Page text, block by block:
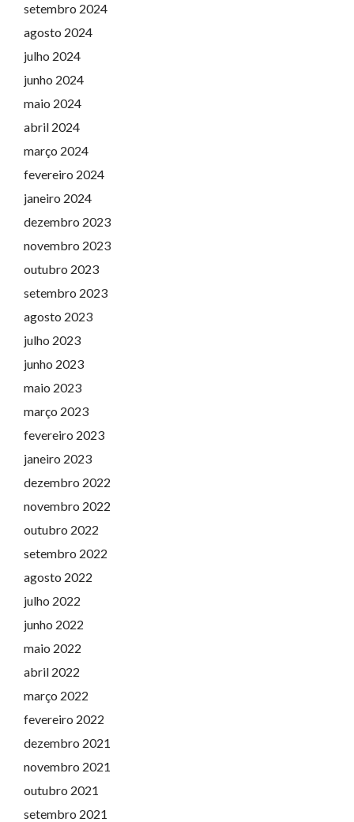
setembro 2024
agosto 2024
julho 2024
junho 2024
maio 2024
abril 2024
março 2024
fevereiro 2024
janeiro 2024
dezembro 2023
novembro 2023
outubro 2023
setembro 2023
agosto 2023
julho 2023
junho 2023
maio 2023
março 2023
fevereiro 2023
janeiro 2023
dezembro 2022
novembro 2022
outubro 2022
setembro 2022
agosto 2022
julho 2022
junho 2022
maio 2022
abril 2022
março 2022
fevereiro 2022
dezembro 2021
novembro 2021
outubro 2021
setembro 2021